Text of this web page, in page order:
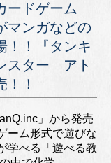
ードゲーム
マンガなどの
！！『タンキ
スター アト
！
」から発売
ーム形式で遊びな
学べる「遊べる教